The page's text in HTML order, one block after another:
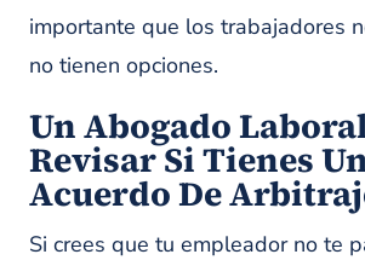
importante que los trabajadores
no tienen opciones.
Un Abogado
Revisar Si Tienes
Acuerdo De
Si crees que tu empleador no te